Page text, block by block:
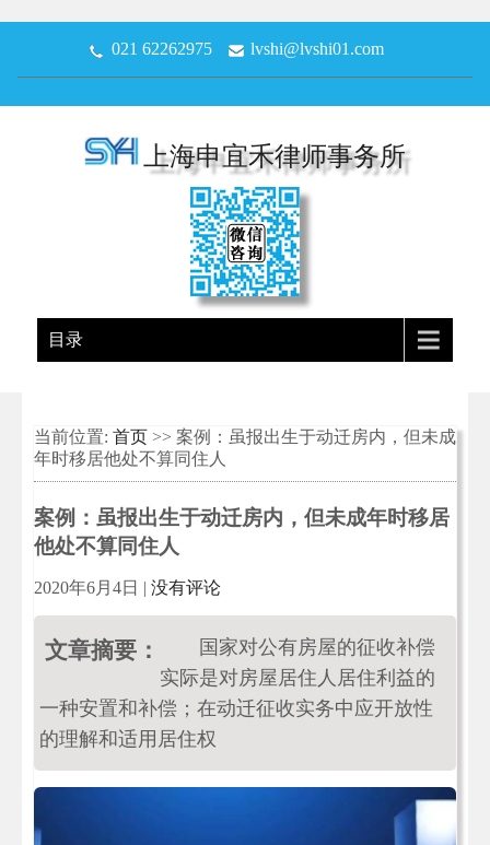
021 62262975 lvshi@lvshi01.com
上海申宜禾律师事务所
目录
当前位置: 首页 >> 案例：虽报出生于动迁房内，但未成
年时移居他处不算同住人
案例：虽报出生于动迁房内，但未成年时移居
他处不算同住人
2020年6月4日 | 没有评论
文章摘要：
国家对公有房屋的征收补偿
实际是对房屋居住人居住利益的
一种安置和补偿；在动迁征收实务中应开放性
的理解和适用居住权